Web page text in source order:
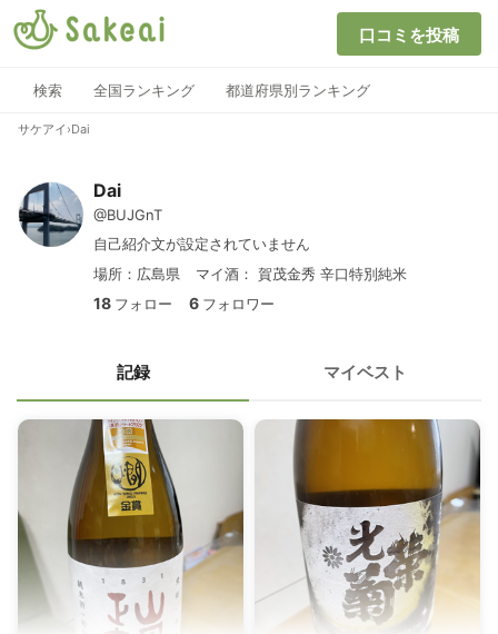
口コミを投稿
検索 全国ランキング 都道府県別ランキング
サケアイ ›Dai
Dai
@BUJGnT
自己紹介文が設定されていません
場所：広島県
マイ酒： 賀茂金秀 辛口特別純米
18 フォロー 6 フォロワー
記録 マイベスト